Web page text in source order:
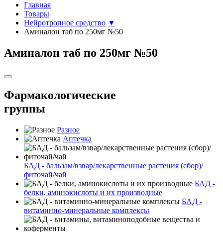
Главная
Товары
Нейротропное средство ▼
Аминалон таб по 250мг №50
Аминалон таб по 250мг №50
Фармакологические
группы
Разное
Аптечка
БАД - бальзам/взвар/лекарственные растения (сбор)/
фиточай/чай
БАД -
белки, аминокислоты и их производные
БАД -
витаминно-минеральные комплексы